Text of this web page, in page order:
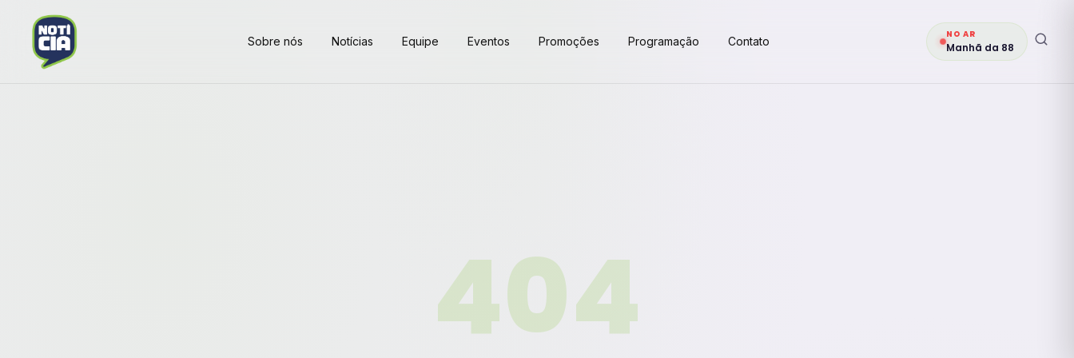
Sobre nós Notícias Equipe Eventos Promoções Programação Contato
NO AR
Manhã da 88
404